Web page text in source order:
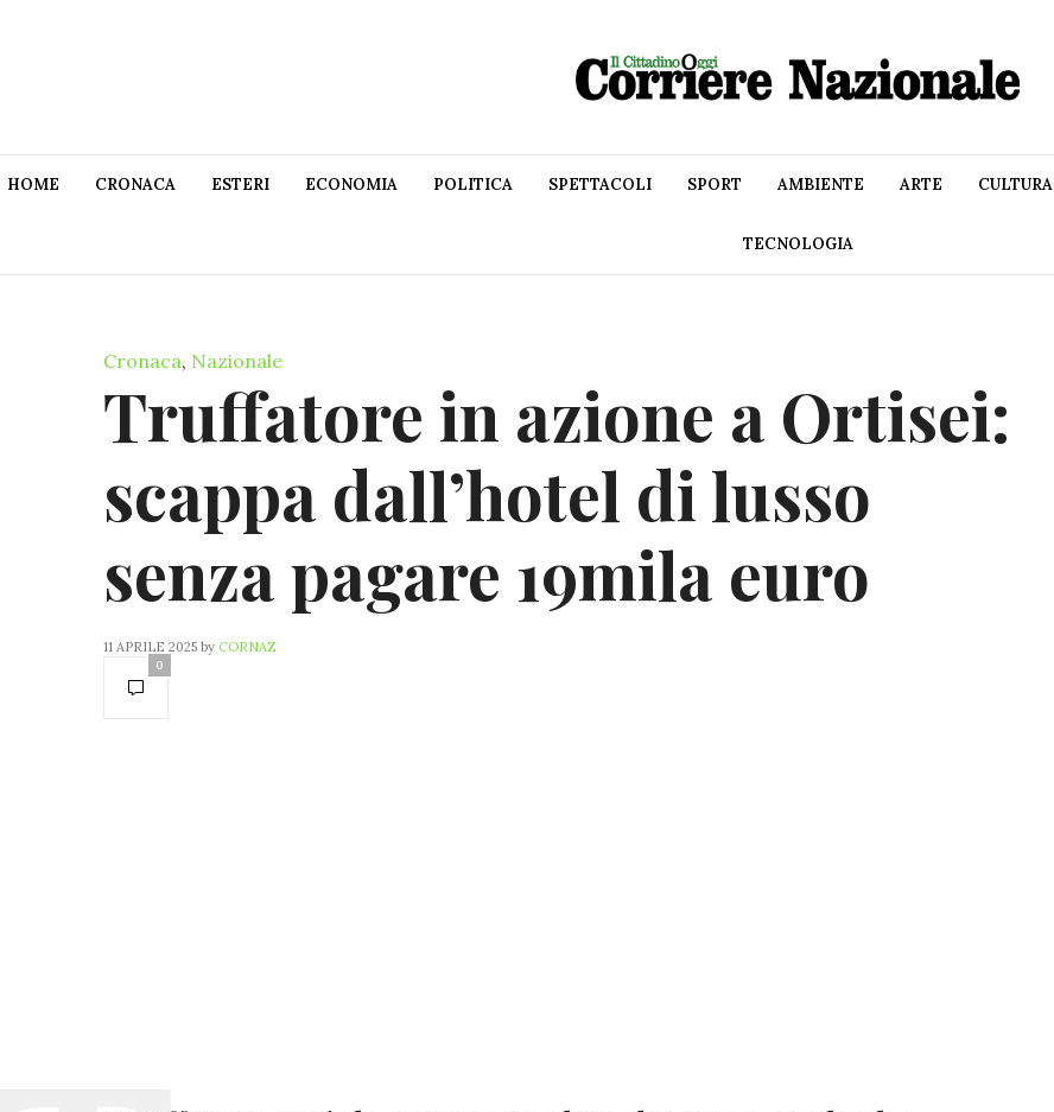
HOME CRONACA ESTERI ECONOMIA POLITICA SPETTACOLI SPORT AMBIENTE ARTE CULTURA
TECNOLOGIA
Cronaca, Nazionale
Truffatore in azione a Ortisei:
scappa dall’hotel di lusso
senza pagare 19mila euro
11 APRILE 2025 by CORNAZ
0